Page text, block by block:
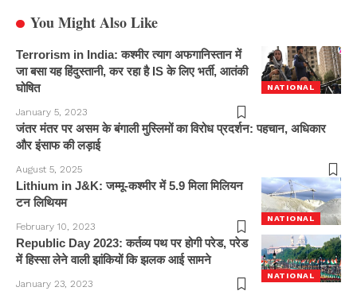
You Might Also Like
NATIONAL
Terrorism in India: कश्मीर त्याग अफगानिस्तान में
जा बसा यह हिंदुस्तानी, कर रहा है IS के लिए भर्ती, आतंकी
घोषित
January 5, 2023
जंतर मंतर पर असम के बंगाली मुस्लिमों का विरोध प्रदर्शन: पहचान, अधिकार
और इंसाफ की लड़ाई
August 5, 2025
NATIONAL
Lithium in J&K: जम्मू-कश्मीर में 5.9 मिला मिलियन
टन लिथियम
February 10, 2023
NATIONAL
Republic Day 2023: कर्तव्य पथ पर होगी परेड, परेड
में हिस्सा लेने वाली झांकियों कि झलक आई सामने
January 23, 2023